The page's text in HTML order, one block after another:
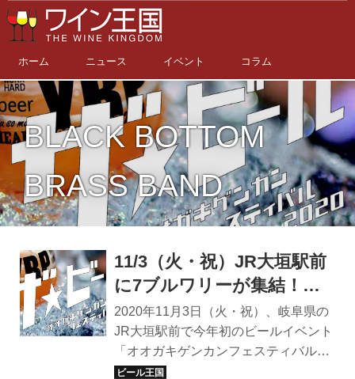
ホーム ニュース イベント コラム
BLACK BOTTOM
BRASS BAND
11/3（火・祝）JR大垣駅前
に7ブルワリーが集結！今
年初の「オオガキゲンカン
フェスティバル2020 ザ★
ビール」開催
2020年11月3日（火・祝）、岐阜県の
JR大垣駅前で今年初のビールイベント
「オオガキゲンカンフェスティバル
2020 ザ★ビール」の開催が決定し